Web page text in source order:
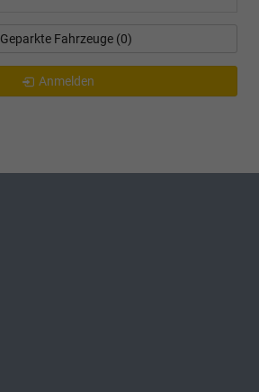
Geparkte Fahrzeuge (0)
Anmelden